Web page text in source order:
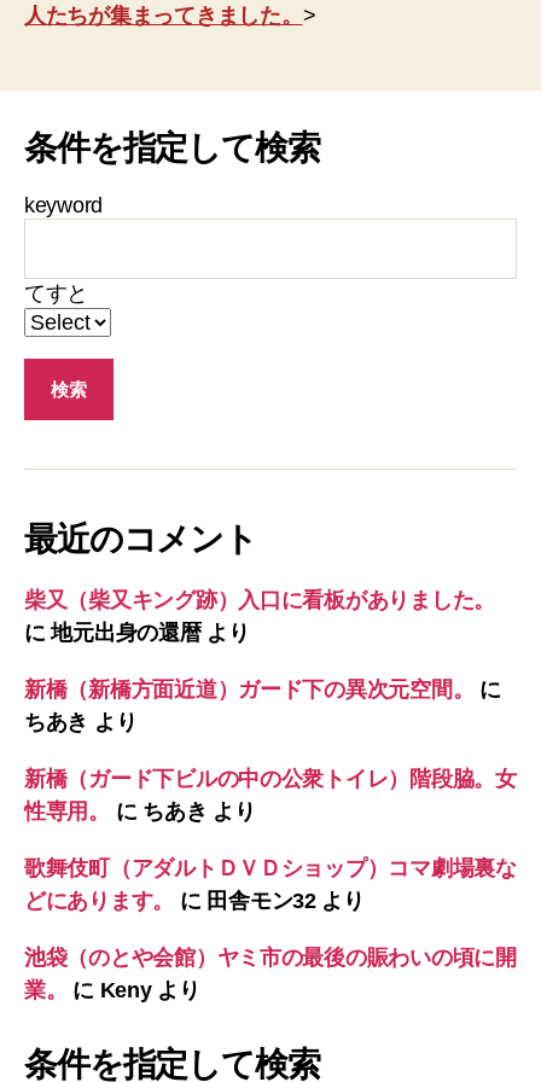
人たちが集まってきました。 >
条件を指定して検索
keyword
てすと
最近のコメント
柴又（柴又キング跡）入口に看板がありました。
に地元出身の還暦より
新橋（新橋方面近道）ガード下の異次元空間。
に
ちあき より
新橋（ガード下ビルの中の公衆トイレ）階段脇。女
性専用。
に ちあき より
歌舞伎町（アダルトＤＶＤショップ）コマ劇場裏な
どにあります。
に 田舎モン32より
池袋（のとや会館）ヤミ市の最後の賑わいの頃に開
業。
に Kenyより
条件を指定して検索